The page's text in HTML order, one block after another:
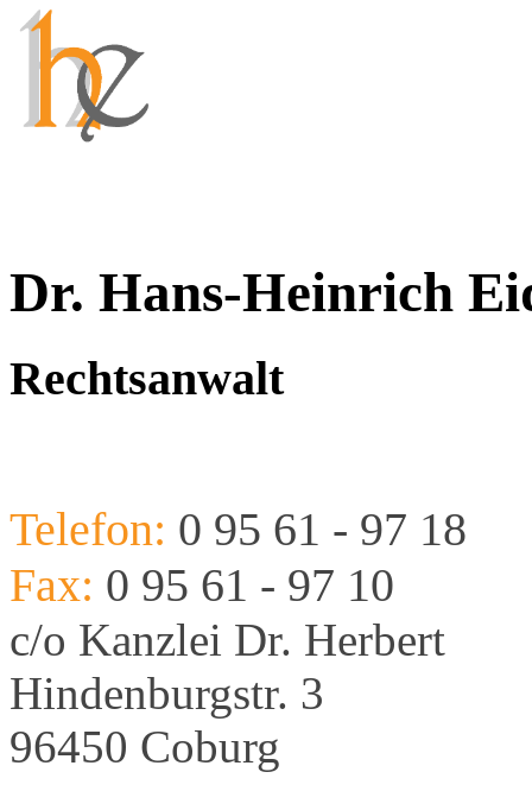
Dr. Hans-Heinrich
Rechtsanwalt
Telefon: 0 95 61 - 97 18
Fax: 0 95 61 - 97 10
c/o Kanzlei Dr. Herbert
Hindenburgstr. 3
96450 Coburg